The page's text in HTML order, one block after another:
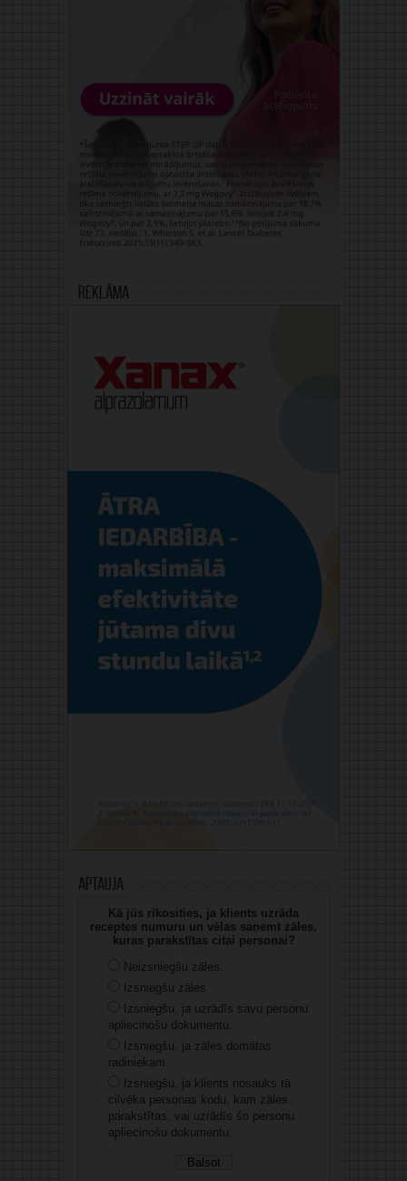
Reklāma
Aptauja
Kā jūs rīkosities, ja klients uzrāda
receptes numuru un vēlas saņemt zāles,
kuras parakstītas citai personai?
Neizsniegšu zāles.
Izsniegšu zāles.
Izsniegšu, ja uzrādīs savu personu
apliecinošu dokumentu.
Izsniegšu, ja zāles domātas
radiniekam.
Izsniegšu, ja klients nosauks tā
cilvēka personas kodu, kam zāles
parakstītas, vai uzrādīs šo personu
apliecinošu dokumentu.